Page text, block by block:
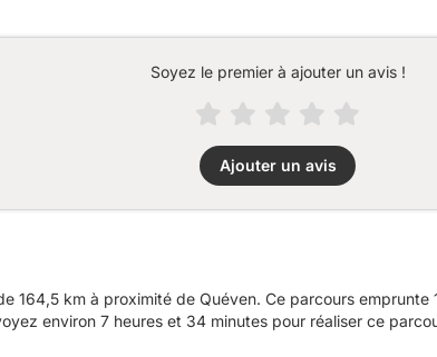
Soyez le premier à ajouter un avis !
Ajouter un avis
164,5 km à proximité de Quéven. Ce parcours
environ 7 heures et 34 minutes pour réaliser ce